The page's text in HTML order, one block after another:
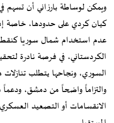
ويمكن لوساطة بارزاني أن تسهم
كيان كردي على حدودها، خاصة
عدم استخدام شمال سوريا
الكردستاني، في فرصة نادرة
السوري، ونجاحها يتطلب
والتزاماً واضحاً من دمشق، ودعماً
الانقسامات أو التصعيد